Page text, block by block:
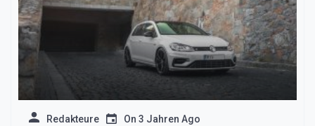
Redakteure On 3 Jahren Ago